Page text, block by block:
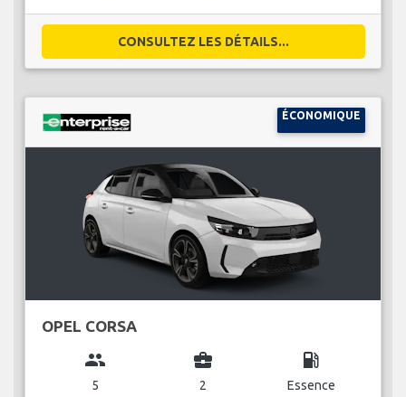
CONSULTEZ LES DÉTAILS...
ÉCONOMIQUE
OPEL CORSA
group
5
business_center
2
local_gas_station
Essence